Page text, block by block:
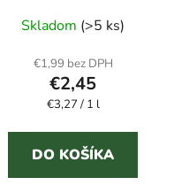
Skladom (>5 ks)
€1,99 bez DPH
€2,45
Jednotková
€3,27 / 1 l
DO KOŠÍKA